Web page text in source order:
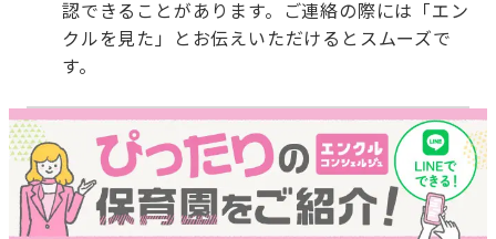
認できることがあります。ご連絡の際には「エン
クルを見た」とお伝えいただけるとスムーズで
す。